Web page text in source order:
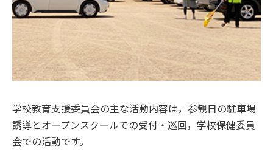
学校教育支援委員会の主な活動内容は，参観日の駐車場
誘導とオープンスクールでの受付・巡回，学校保健委員
会での活動です。